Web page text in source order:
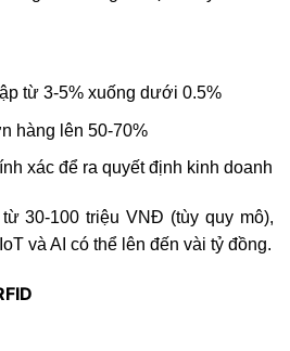
từ 3-5% xuống dưới 0.5%
hàng lên 50-70%
xác để ra quyết định kinh doanh
30-100 triệu VNĐ (tùy quy mô),
và AI có thể lên đến vài tỷ đồng.